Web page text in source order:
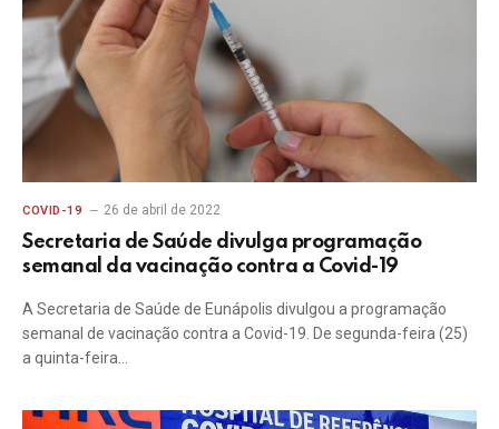
COVID-19 26 de abril de 2022
Secretaria de Saúde divulga programação
semanal da vacinação contra a Covid-19
A Secretaria de Saúde de Eunápolis divulgou a programação
semanal de vacinação contra a Covid-19. De segunda-feira (25)
a quinta-feira…